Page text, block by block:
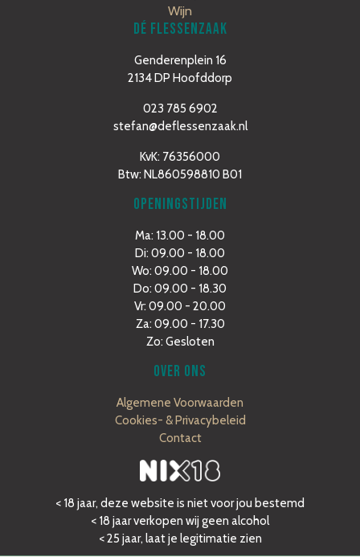
Wijn
DÉ FLESSENZAAK
Genderenplein 16
2134 DP Hoofddorp
023 785 6902
stefan@deflessenzaak.nl
KvK: 76356000
Btw: NL860598810 B01
OPENINGSTIJDEN
Ma: 13.00 - 18.00
Di: 09.00 - 18.00
Wo: 09.00 - 18.00
Do: 09.00 - 18.30
Vr: 09.00 - 20.00
Za: 09.00 - 17.30
Zo: Gesloten
OVER ONS
Algemene Voorwaarden
Cookies- & Privacybeleid
Contact
< 18 jaar, deze website is niet voor jou bestemd
< 18 jaar verkopen wij geen alcohol
< 25 jaar, laat je legitimatie zien